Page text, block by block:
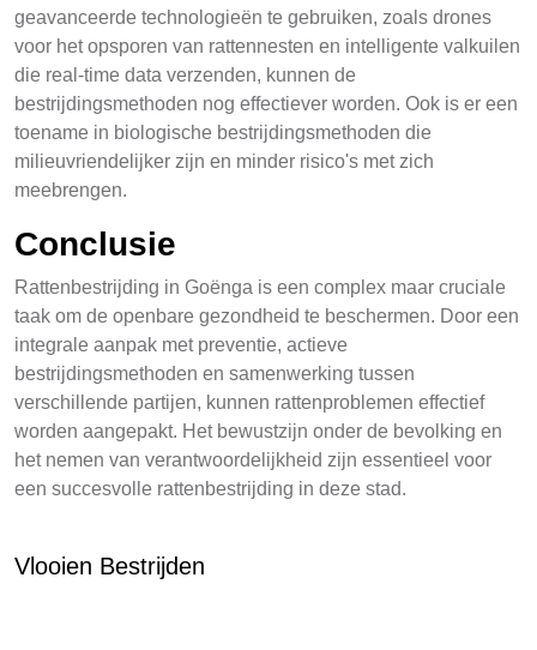
geavanceerde technologieën te gebruiken, zoals drones
voor het opsporen van rattennesten en intelligente valkuilen
die real-time data verzenden, kunnen de
bestrijdingsmethoden nog effectiever worden. Ook is er een
toename in biologische bestrijdingsmethoden die
milieuvriendelijker zijn en minder risico's met zich
meebrengen.
Conclusie
Rattenbestrijding in Goënga is een complex maar cruciale
taak om de openbare gezondheid te beschermen. Door een
integrale aanpak met preventie, actieve
bestrijdingsmethoden en samenwerking tussen
verschillende partijen, kunnen rattenproblemen effectief
worden aangepakt. Het bewustzijn onder de bevolking en
het nemen van verantwoordelijkheid zijn essentieel voor
een succesvolle rattenbestrijding in deze stad.
Vlooien Bestrijden